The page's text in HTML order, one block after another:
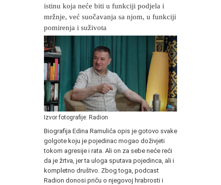
istinu koja neće biti u funkciji podjela i
mržnje, već suočavanja sa njom, u funkciji
pomirenja i suživota
Izvor fotografije: Radion
Biografija Edina Ramulića opis je gotovo svake
golgote koju je pojedinac mogao doživjeti
tokom agresije i rata. Ali on za sebe neće reći
da je žrtva, jer ta uloga sputava pojedinca, ali i
kompletno društvo. Zbog toga, podcast
Radion donosi priču o njegovoj hrabrosti i